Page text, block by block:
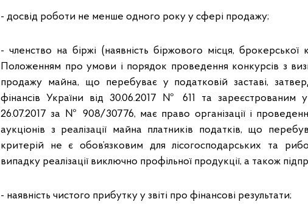
- досвід роботи не менше одного року у сфері продажу;
- членство на біржі (наявність біржового місця, брокерської
Положенням про умови і порядок проведення конкурсів з
продажу майна, що перебуває у податковій заставі,
фінансів України від 30.06.2017 № 611 та зареєстрованим у
26.07.2017 за № 908/30776, має право організації і
аукціонів з реалізації майна платників податків, що
критерій не є обов’язковим для лісогосподарських та
випадку реалізації виключно профільної продукції, а також
- наявність чистого прибутку у звіті про фінансові результати;